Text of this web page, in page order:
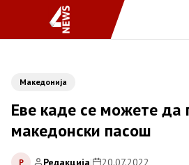
Македонија
Еве каде се можете да
македонски пасош
Р Редакција| 20.07.2022